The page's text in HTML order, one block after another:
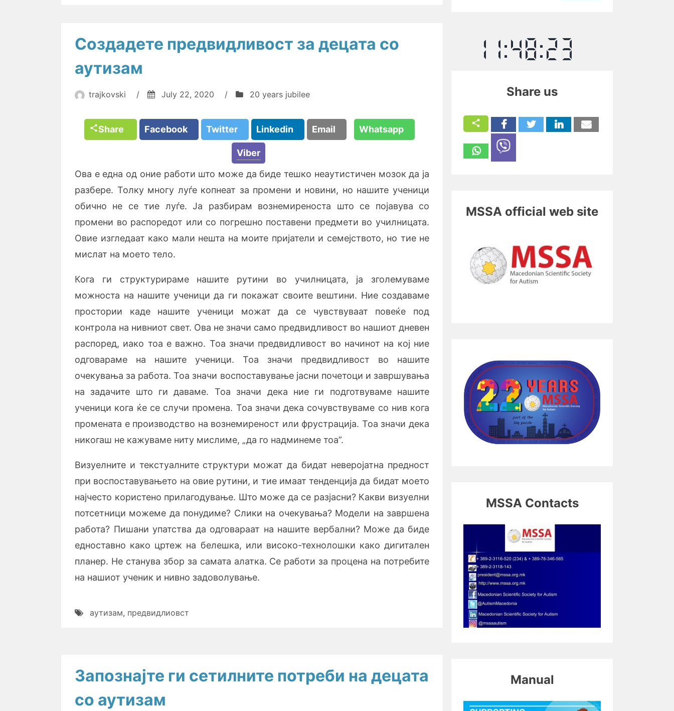
Создадете предвидливост за децата со
аутизам
trajkovski / July 22, 2020 / 20 years jubilee
Share Facebook Twitter Linkedin Email Whatsapp
Viber
Ова е една од оние работи што може да биде тешко неаутистичен мозок да ја
разбере. Толку многу луѓе копнеат за промени и новини, но нашите ученици
обично не се тие луѓе. Ја разбирам вознемиреноста што се појавува со
промени во распоредот или со погрешно поставени предмети во училницата.
Овие изгледаат како мали нешта на моите пријатели и семејството, но тие не
мислат на моето тело.
Кога ги структурираме нашите рутини во училницата, ја зголемуваме
можноста на нашите ученици да ги покажат своите вештини. Ние создаваме
простории каде нашите ученици можат да се чувствуваат повеќе под
контрола на нивниот свет. Ова не значи само предвидливост во нашиот дневен
распоред, иако тоа е важно. Тоа значи предвидливост во начинот на кој ние
одговараме на нашите ученици. Тоа значи предвидливост во нашите
очекувања за работа. Тоа значи воспоставување јасни почетоци и завршувања
на задачите што ги даваме. Тоа значи дека ние ги подготвуваме нашите
ученици кога ќе се случи промена. Тоа значи дека сочувствуваме со нив кога
промената е производство на вознемиреност или фрустрација. Тоа значи дека
никогаш не кажуваме ниту мислиме, „да го надминеме тоа”.
Визуелните и текстуалните структури можат да бидат неверојатна предност
при воспоставувањето на овие рутини, и тие имаат тенденција да бидат моето
најчесто користено прилагодување. Што може да се разјасни? Какви визуелни
потсетници можеме да понудиме? Слики на очекувања? Модели на завршена
работа? Пишани упатства да одговараат на нашите вербални? Може да биде
едноставно како цртеж на белешка, или високо-технолошки како дигитален
планер. Не станува збор за самата алатка. Се работи за процена на потребите
на нашиот ученик и нивно задоволување.
аутизам, предвидлиовст
Запознајте ги сетилните потреби на децата
со аутизам
Share us
MSSA official web site
MSSA Contacts
Manual